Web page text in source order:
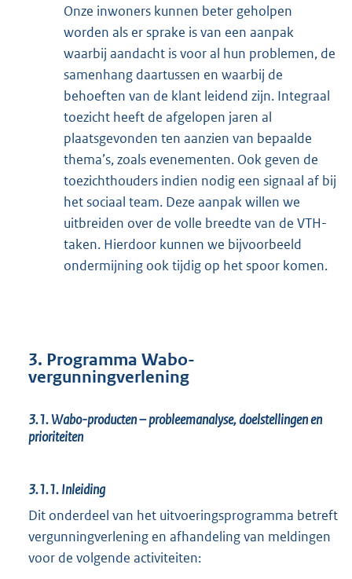
Onze inwoners kunnen beter geholpen
worden als er sprake is van een aanpak
waarbij aandacht is voor al hun problemen, de
samenhang daartussen en waarbij de
behoeften van de klant leidend zijn. Integraal
toezicht heeft de afgelopen jaren al
plaatsgevonden ten aanzien van bepaalde
thema’s, zoals evenementen. Ook geven de
toezichthouders indien nodig een signaal af bij
het sociaal team. Deze aanpak willen we
uitbreiden over de volle breedte van de VTH-
taken. Hierdoor kunnen we bijvoorbeeld
ondermijning ook tijdig op het spoor komen.
3. Programma Wabo-
vergunningverlening
3.1.Wabo-producten – probleemanalyse, doelstellingen en
prioriteiten
3.1.1.Inleiding
Dit onderdeel van het uitvoeringsprogramma betreft
vergunningverlening en afhandeling van meldingen
voor de volgende activiteiten: